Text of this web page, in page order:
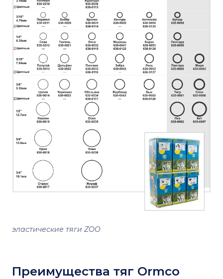
эластические тяги ZOO
Преимущества тяг Ormco